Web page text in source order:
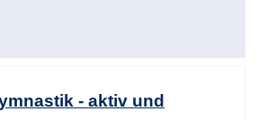
- aktiv und